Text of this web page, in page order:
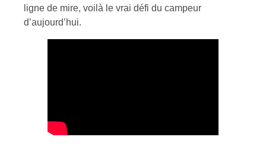
ligne de mire, voilà le vrai défi du campeur
d’aujourd’hui.